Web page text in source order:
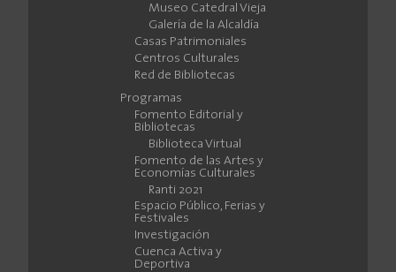
Museo Catedral Vieja
Galería de la Alcaldía
Casas Patrimoniales
Centros Culturales
Red de Bibliotecas
Programas
Fomento Editorial y
Bibliotecas
Biblioteca Virtual
Fomento de las Artes y
Economías Culturales
Ranti 2021
Espacio Público, Ferias y
Festivales
Investigación
Cuenca Activa y
Deportiva